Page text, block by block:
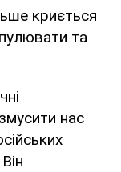
криється
та
нас